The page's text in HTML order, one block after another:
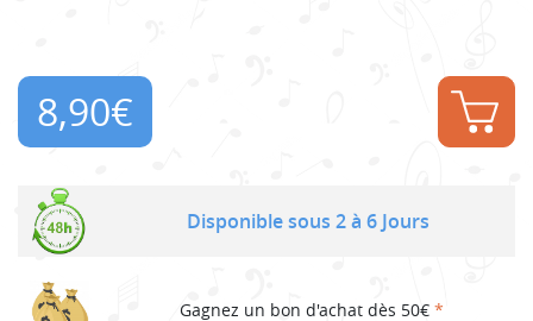
8,90€
Disponible sous 2 à 6 Jours
Gagnez un bon d'achat dès 50€ *